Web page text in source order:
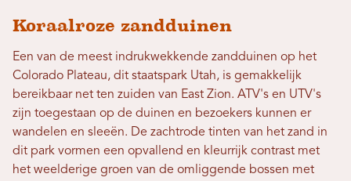
Koraalroze zandduinen
Een van de meest indrukwekkende zandduinen op het
Colorado Plateau, dit staatspark Utah, is gemakkelijk
bereikbaar net ten zuiden van East Zion. ATV's en UTV's
zijn toegestaan ​​op de duinen en bezoekers kunnen er
wandelen en sleeën. De zachtrode tinten van het zand in
dit park vormen een opvallend en kleurrijk contrast met
het weelderige groen van de omliggende bossen met